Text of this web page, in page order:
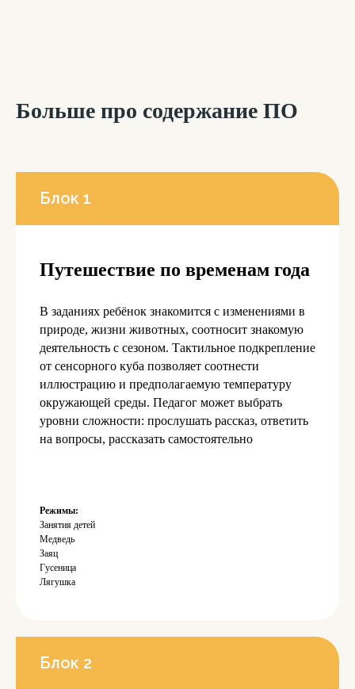
Больше про содержание ПО
Блок 1
Путешествие по временам года
В заданиях ребёнок знакомится с изменениями в
природе, жизни животных, соотносит знакомую
деятельность с сезоном. Тактильное подкрепление
от сенсорного куба позволяет соотнести
иллюстрацию и предполагаемую температуру
окружающей среды. Педагог может выбрать
уровни сложности: прослушать рассказ, ответить
на вопросы, рассказать самостоятельно
Режимы:
Занятия детей
Медведь
Заяц
Гусеница
Лягушка
Блок 2